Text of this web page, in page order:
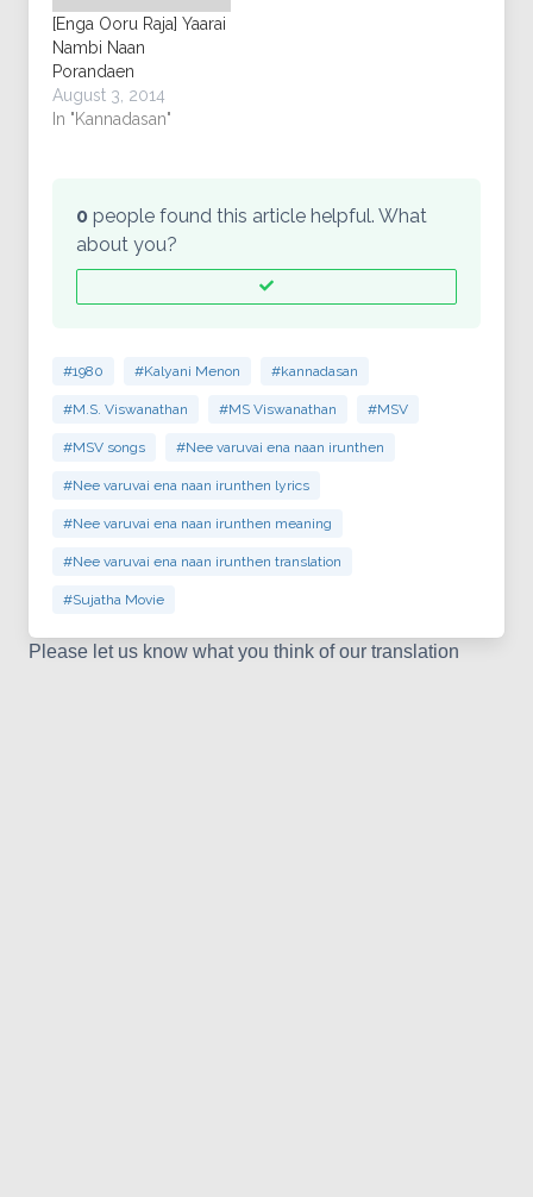
[Enga Ooru Raja] Yaarai
Nambi Naan
Porandaen
August 3, 2014
In "Kannadasan"
0 people found this article helpful. What
about you?
#1980 #Kalyani Menon #kannadasan
#M.S. Viswanathan #MS Viswanathan #MSV
#MSV songs #Nee varuvai ena naan irunthen
#Nee varuvai ena naan irunthen lyrics
#Nee varuvai ena naan irunthen meaning
#Nee varuvai ena naan irunthen translation
#Sujatha Movie
Please let us know what you think of our translation